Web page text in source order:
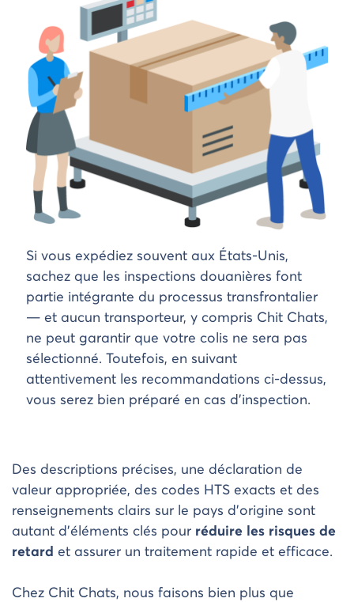
Si vous expédiez souvent aux États-Unis,
sachez que les inspections douanières font
partie intégrante du processus transfrontalier
— et aucun transporteur, y compris Chit Chats,
ne peut garantir que votre colis ne sera pas
sélectionné. Toutefois, en suivant
attentivement les recommandations ci-dessus,
vous serez bien préparé en cas d’inspection.
Des descriptions précises, une déclaration de
valeur appropriée, des codes HTS exacts et des
renseignements clairs sur le pays d’origine sont
autant d’éléments clés pour réduire les risques de
retard et assurer un traitement rapide et efficace.
Chez Chit Chats, nous faisons bien plus que